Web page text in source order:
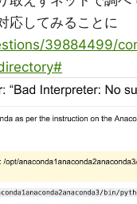
応してみることに
39884499/